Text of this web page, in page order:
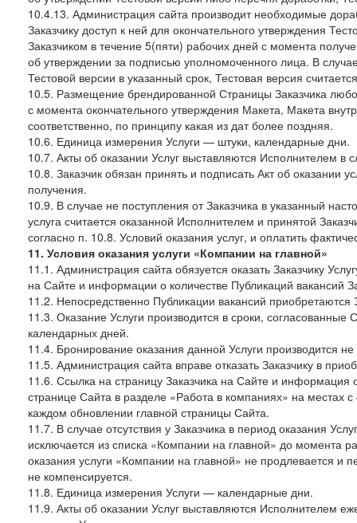
10.4.13. Администрация сайта производит необходимые
Заказчику доступ к ней для окончательного утверждения
Заказчиком в течение 5(пяти) рабочих дней с момента
об утверждении за подписью уполномоченного лица. В
Тестовой версии в указанный срок, Тестовая версия
10.5. Размещение брендированной Страницы Заказчика
с момента окончательного утверждения Макета, Макета
соответственно, по принципу какая из дат более поздняя.
10.6. Единица измерения Услуги — штуки, календарные дни.
10.7. Акты об оказании Услуг выставляются Исполнителем в
10.8. Заказчик обязан принять и подписать Акт об оказании
получения.
10.9. В случае не поступления от Заказчика в указанный
услуга считается оказанной Исполнителем и принятой
согласно п. 10.8. Условий оказания услуг, и оплатить
11. Условия оказания услуги «Компании на главной»
11.1. Администрация сайта обязуется оказать Заказчику
на Сайте и информации о количестве Публикаций вакансий
11.2. Непосредственно Публикации вакансий приобретаются
11.3. Оказание Услуги производится в сроки,
календарных дней.
11.4. Бронирование оказания данной Услуги производится
11.5. Администрация сайта вправе отказать Заказчику в
11.6. Ссылка на страницу Заказчика на Сайте и информация
странице Сайта в разделе «Работа в компаниях» на
каждом обновлении главной страницы Сайта.
11.7. В случае отсутствия у Заказчика в период оказания
исключается из списка «Компании на главной» до момента
оказания услуги «Компании на главной» не продлевается и
не компенсируется.
11.8. Единица измерения Услуги — календарные дни.
11.9. Акты об оказании Услуг выставляются Исполнителем